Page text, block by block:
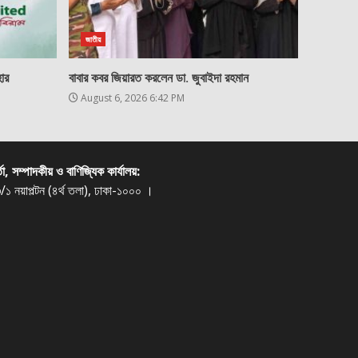
জাতীয়
বাবার কবর জিয়ারত করলেন ডা. জুবাইদা রহমান
August 6, 2026 6:42 PM
সম্পাদকীয় ও বাণিজ্যিক কার্যালয়:
নয়াপল্টন (৪র্থ তলা), ঢাকা-১০০০ ।